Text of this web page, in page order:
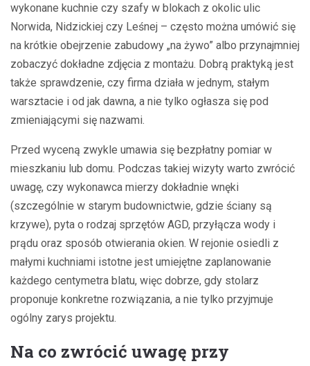
wykonane kuchnie czy szafy w blokach z okolic ulic
Norwida, Nidzickiej czy Leśnej – często można umówić się
na krótkie obejrzenie zabudowy „na żywo” albo przynajmniej
zobaczyć dokładne zdjęcia z montażu. Dobrą praktyką jest
także sprawdzenie, czy firma działa w jednym, stałym
warsztacie i od jak dawna, a nie tylko ogłasza się pod
zmieniającymi się nazwami.
Przed wyceną zwykle umawia się bezpłatny pomiar w
mieszkaniu lub domu. Podczas takiej wizyty warto zwrócić
uwagę, czy wykonawca mierzy dokładnie wnęki
(szczególnie w starym budownictwie, gdzie ściany są
krzywe), pyta o rodzaj sprzętów AGD, przyłącza wody i
prądu oraz sposób otwierania okien. W rejonie osiedli z
małymi kuchniami istotne jest umiejętne zaplanowanie
każdego centymetra blatu, więc dobrze, gdy stolarz
proponuje konkretne rozwiązania, a nie tylko przyjmuje
ogólny zarys projektu.
Na co zwrócić uwagę przy